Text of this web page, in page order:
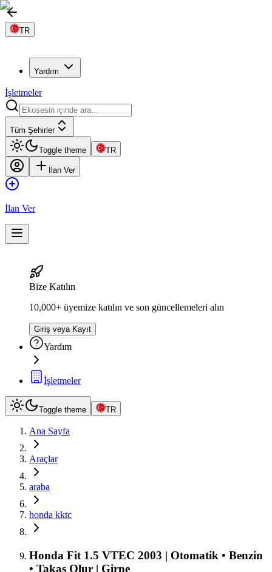
TR
Yardım
İşletmeler
Tüm Şehirler
Toggle theme TR
İlan Ver
İlan Ver
Bize Katılın
10,000+ üyemize katılın ve son güncellemeleri alın
Giriş veya Kayıt
Yardım
İşletmeler
Toggle theme TR
Ana Sayfa
Araçlar
araba
honda kktc
Honda Fit 1.5 VTEC 2003 | Otomatik • Benzin
• Takas Olur | Girne